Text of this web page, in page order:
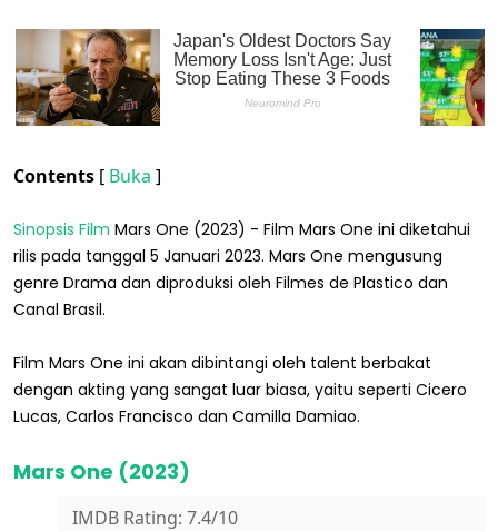
Contents [ Buka ]
Sinopsis Film Mars One (2023) - Film Mars One ini diketahui
rilis pada tanggal 5 Januari 2023. Mars One mengusung
genre Drama dan diproduksi oleh Filmes de Plastico dan
Canal Brasil.
Film Mars One ini akan dibintangi oleh talent berbakat
dengan akting yang sangat luar biasa, yaitu seperti Cicero
Lucas, Carlos Francisco dan Camilla Damiao.
Mars One (2023)
IMDB Rating: 7.4/10